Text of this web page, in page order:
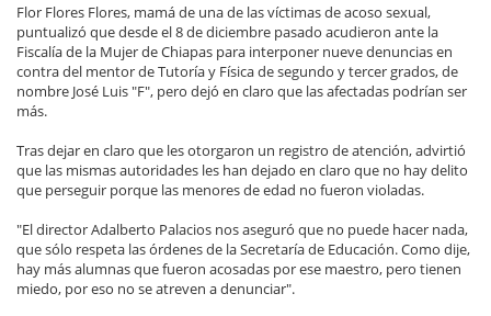
Flor Flores Flores, mamá de una de las víctimas de acoso sexual,
puntualizó que desde el 8 de diciembre pasado acudieron ante la
Fiscalía de la Mujer de Chiapas para interponer nueve denuncias en
contra del mentor de Tutoría y Física de segundo y tercer grados, de
nombre José Luis "F", pero dejó en claro que las afectadas podrían ser
más.
Tras dejar en claro que les otorgaron un registro de atención, advirtió
que las mismas autoridades les han dejado en claro que no hay delito
que perseguir porque las menores de edad no fueron violadas.
"El director Adalberto Palacios nos aseguró que no puede hacer nada,
que sólo respeta las órdenes de la Secretaría de Educación. Como dije,
hay más alumnas que fueron acosadas por ese maestro, pero tienen
miedo, por eso no se atreven a denunciar".